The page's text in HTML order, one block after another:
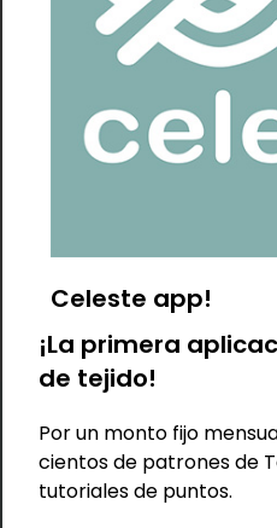
Puedes usar cualquier
Yo usé lino seda para las
algodón, bambú, caña de
Lo importante es que no
para que no afecte la caída.
Patrón:
Es un patrón online en
TAMBIÉN
Celeste app!
¡La primera
de tejido!
Por un monto fijo
cientos de patrones de
tutoriales de puntos.